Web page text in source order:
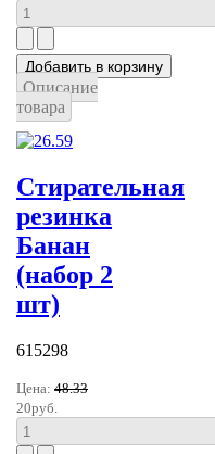
Описание
товара
Стирательная
резинка
Банан
(набор 2
шт)
615298
Цена: 48.33
20руб.